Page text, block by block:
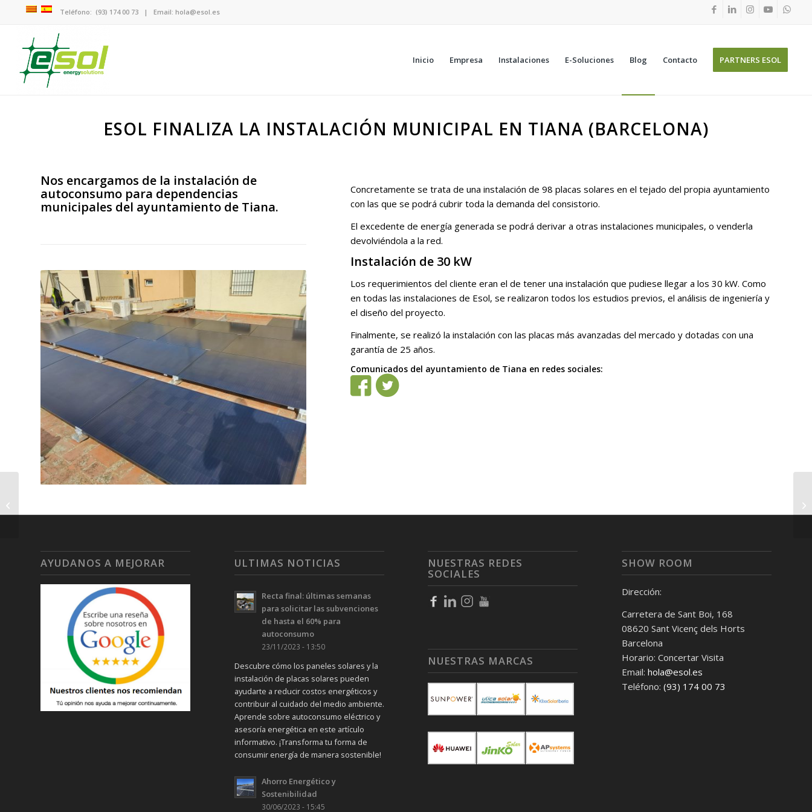
Teléfono: (93) 174 00 73 | Email: hola@esol.es
Inicio Empresa Instalaciones E-Soluciones Blog Contacto PARTNERS ESOL
ESOL FINALIZA LA INSTALACIÓN MUNICIPAL EN TIANA (BARCELONA)
Nos encargamos de la instalación de
autoconsumo para dependencias
municipales del ayuntamiento de Tiana.
Concretamente se trata de una instalación de 98 placas solares en el tejado del propia ayuntamiento
con las que se podrá cubrir toda la demanda del consistorio.
El excedente de energía generada se podrá derivar a otras instalaciones municipales, o venderla
devolviéndola a la red.
Instalación de 30 kW
Los requerimientos del cliente eran el de tener una instalación que pudiese llegar a los 30 kW. Como
en todas las instalaciones de Esol, se realizaron todos los estudios previos, el análisis de ingeniería y
el diseño del proyecto.
Finalmente, se realizó la instalación con las placas más avanzadas del mercado y dotadas con una
garantía de 25 años.
Comunicados del ayuntamiento de Tiana en redes sociales:
AYUDANOS A MEJORAR ULTIMAS NOTICIAS
Recta final: últimas semanas
para solicitar las subvenciones
de hasta el 60% para
autoconsumo
23/11/2023 - 13:50
Descubre cómo los paneles solares y la
instalación de placas solares pueden
ayudarte a reducir costos energéticos y
contribuir al cuidado del medio ambiente.
Aprende sobre autoconsumo eléctrico y
asesoría energética en este artículo
informativo. ¡Transforma tu forma de
consumir energía de manera sostenible!
Ahorro Energético y
Sostenibilidad
30/06/2023 - 15:45
NUESTRAS REDES
SOCIALES
NUESTRAS MARCAS
SHOW ROOM
Dirección:
Carretera de Sant Boi, 168
08620 Sant Vicenç dels Horts
Barcelona
Horario: Concertar Visita
Email: hola@esol.es
Teléfono: (93) 174 00 73
INSTAL·LAR RENOVABLE